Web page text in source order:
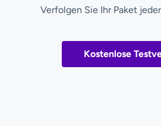
Verfolgen Sie Ihr Paket
Kostenlose